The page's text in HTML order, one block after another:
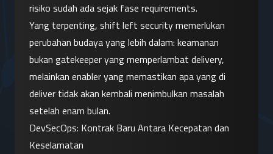
risiko sudah ada sejak fase requirements.
Yang terpenting, shift left security memerlukan
perubahan budaya yang lebih dalam: keamanan
bukan gatekeeper yang memperlambat delivery,
melainkan enabler yang memastikan apa yang di
deliver tidak akan kembali menimbulkan masalah
setelah enam bulan.
DevSecOps: Kontrak Baru Antara Kecepatan dan
Keselamatan